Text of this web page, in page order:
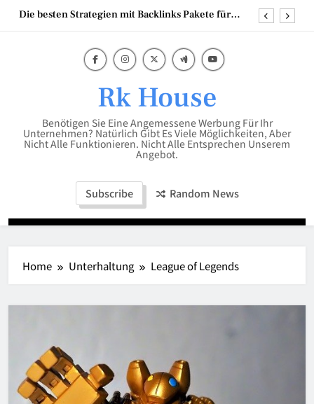
SkipKinderbodenbett – der sichere und selbstständige
Scheren Stehtisch in 110 cm hoch – die perfekte
Lösung für flexible Events
Die besten Strategien mit Backlinks Pakete für
Kinderbodenbett – der sichere und selbstständige
Start ins Schlafabenteuer
Rk House
Benötigen Sie Eine Angemessene Werbung Für Ihr
Unternehmen? Natürlich Gibt Es Viele Möglichkeiten, Aber
Nicht Alle Funktionieren. Nicht Alle Entsprechen Unserem
Angebot.
Subscribe Random News
Home Unterhaltung League of Legends